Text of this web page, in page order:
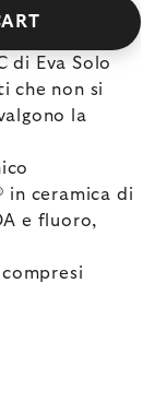
di Eva Solo
che non si
la
in ceramica di
e fluoro,